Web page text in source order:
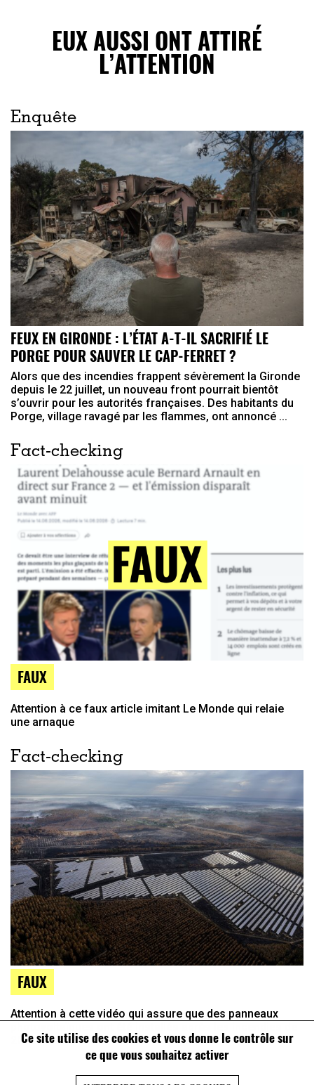
Ce site utilise des cookies et vous donne le contrôle sur
ce que vous souhaitez activer
EUX AUSSI ONT ATTIRÉ
L’ATTENTION
Enquête
FEUX EN GIRONDE : L’ÉTAT A-T-IL SACRIFIÉ LE
PORGE POUR SAUVER LE CAP-FERRET ?
Alors que des incendies frappent sévèrement la Gironde
depuis le 22 juillet, un nouveau front pourrait bientôt
s’ouvrir pour les autorités françaises. Des habitants du
Porge, village ravagé par les flammes, ont annoncé ...
Fact-checking
FAUX
Attention à ce faux article imitant Le Monde qui relaie
une arnaque
Fact-checking
FAUX
Attention à cette vidéo qui assure que des panneaux
2022 en Gironde